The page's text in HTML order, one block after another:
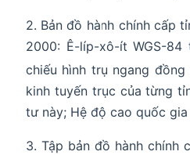
2. Bản đồ hành chính cấp
2000: Ê-líp-xô-ít WGS-
chiếu hình trụ ngang
kinh tuyến trục của từng
tư này; Hệ độ cao quốc gia
3. Tập bản đồ hành